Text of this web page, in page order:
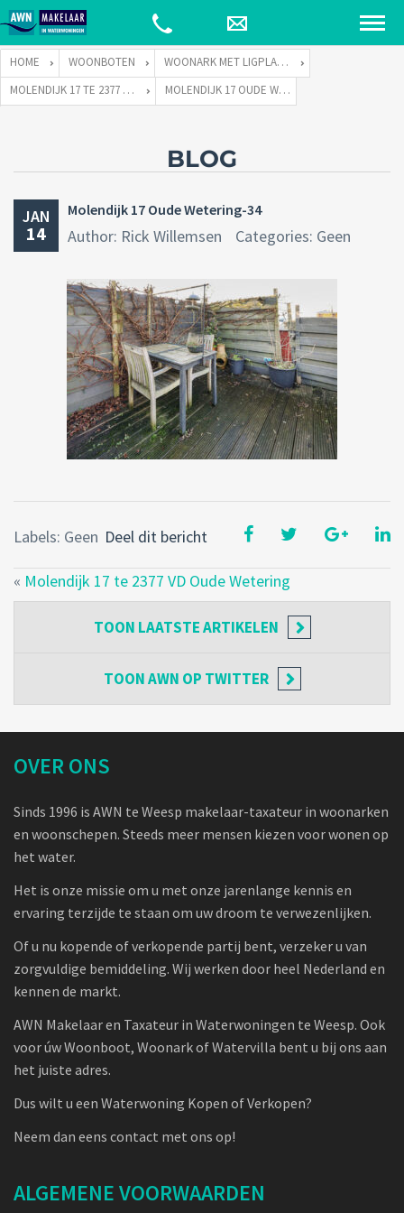
HOME WOONBOTEN
WOONARK MET LIGPLAATS
MOLENDIJK 17 TE 2377 VD OUDE WETERING
MOLENDIJK 17 OUDE WETERING-34
BLOG
JAN
14
Molendijk 17 Oude Wetering-34
Author: Rick Willemsen Categories: Geen
Deel dit bericht
Labels: Geen
« Molendijk 17 te 2377 VD Oude Wetering
TOON LAATSTE ARTIKELEN
TOONAWN OP TWITTER
OVER ONS
Sinds 1996 is AWN te Weesp makelaar-taxateur in woonarken
en woonschepen. Steeds meer mensen kiezen voor wonen op
het water.
Het is onze missie om u met onze jarenlange kennis en
ervaring terzijde te staan om uw droom te verwezenlijken.
Of u nu kopende of verkopende partij bent, verzeker u van
zorgvuldige bemiddeling. Wij werken door heel Nederland en
kennen de markt.
AWN Makelaar en Taxateur in Waterwoningen te Weesp. Ook
voor úw Woonboot, Woonark of Watervilla bent u bij ons aan
het juiste adres.
Dus wilt u een Waterwoning Kopen of Verkopen?
Neem dan eens contact met ons op!
ALGEMENE VOORWAARDEN